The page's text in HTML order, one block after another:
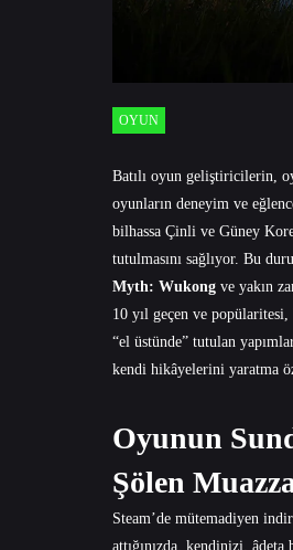
OYUN
Batılı oyun geliştiricilerin,
oyunların deneyim ve
bilhassa Çinli ve Güney
tutulmasını sağlıyor. Bu
Myth: Wukong ve yakın
10 yıl geçen ve
“el üstünde” tutulan
kendi hikâyelerini yaratma
Oyunun
Şölen
Steam’de mütemadiyen
attığınızda, kendinizi,